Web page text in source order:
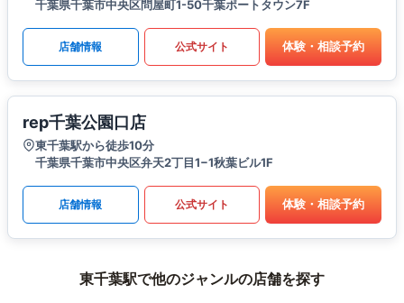
千葉県千葉市中央区問屋町1-50千葉ポートタウン7F
店舗情報 公式サイト 体験・相談予約
rep千葉公園口店
東千葉駅から徒歩10分
千葉県千葉市中央区弁天2丁目1−1秋葉ビル1F
店舗情報 公式サイト 体験・相談予約
東千葉駅で他のジャンルの店舗を探す